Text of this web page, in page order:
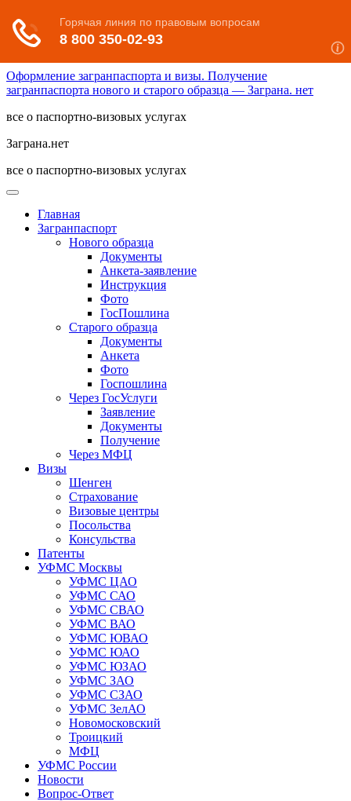
Оформление загранпаспорта и визы. Получение
загранпаспорта нового и старого образца — Заграна. нет
все о паспортно-визовых услугах
Заграна.нет
все о паспортно-визовых услугах
Главная
Загранпаспорт
Нового образца
Документы
Анкета-заявление
Инструкция
Фото
ГосПошлина
Старого образца
Документы
Анкета
Фото
Госпошлина
Через ГосУслуги
Заявление
Документы
Получение
Через МФЦ
Визы
Шенген
Страхование
Визовые центры
Посольства
Консульства
Патенты
УФМС Москвы
УФМС ЦАО
УФМС САО
УФМС СВАО
УФМС ВАО
УФМС ЮВАО
УФМС ЮАО
УФМС ЮЗАО
УФМС ЗАО
УФМС СЗАО
УФМС ЗелАО
Новомосковский
Троицкий
МФЦ
УФМС России
Новости
Вопрос-Ответ